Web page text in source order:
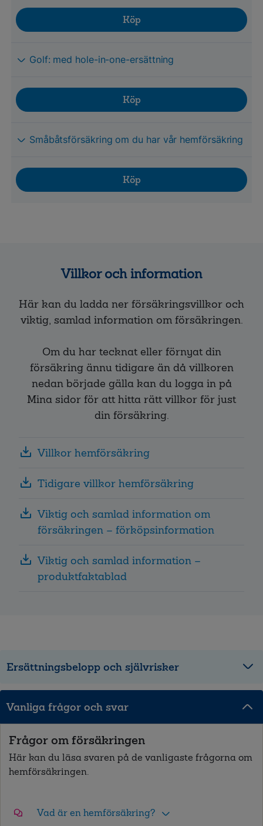
Köp
Golf: med hole-in-one-ersättning
Köp
Småbåtsförsäkring om du har vår hemförsäkring
Köp
Villkor och information
Här kan du ladda ner försäkringsvillkor och
viktig, samlad information om försäkringen.
Om du har tecknat eller förnyat din
försäkring ännu tidigare än då villkoren
nedan började gälla kan du logga in på
Mina sidor för att hitta rätt villkor för just
din försäkring.
Villkor hemförsäkring
Tidigare villkor hemförsäkring
Viktig och samlad information om
försäkringen – förköpsinformation
Viktig och samlad information –
produktfaktablad
Ersättningsbelopp och självrisker
Vanliga frågor och svar
Frågor om försäkringen
Här kan du läsa svaren på de vanligaste frågorna om
hemförsäkringen.
Vad är en hemförsäkring?